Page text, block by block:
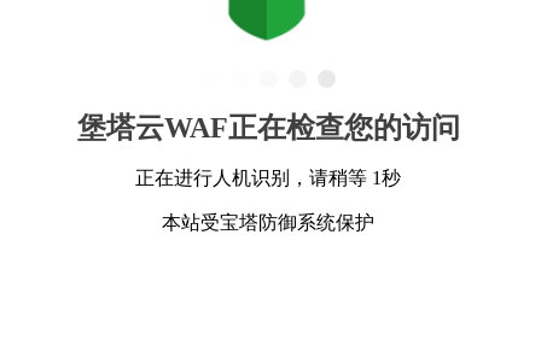
堡塔云WAF正在检查您的访问
正在进行人机识别，请稍等 1秒
本站受宝塔防御系统保护